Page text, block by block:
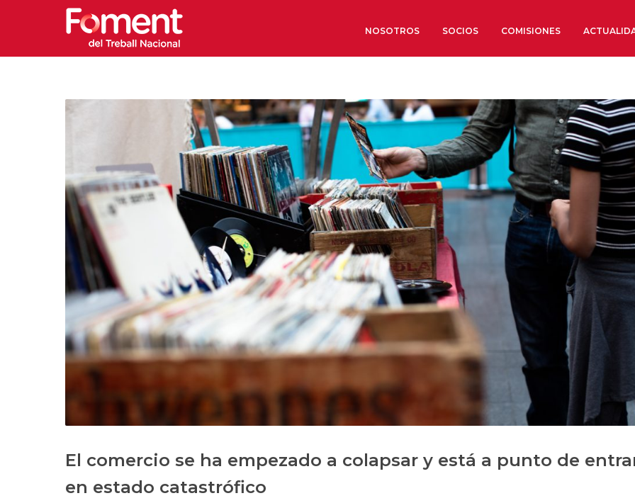
NOSOTROS
Órganos de Gobierno
Órganos Consultivos
Estructura Ejecutiva
Institut d’Estudis
Organizaciones sectoriales
Sociedad Barcelonesa de
Económicos y Sociales
Organizaciones
Conoce más
Historia
Galería de Presidentes
Biblioteca Archivo
Sede Social
SOCIOS COMISIONES
El comercio se ha empezado a colapsar y está a punto de
en estado catastrófico